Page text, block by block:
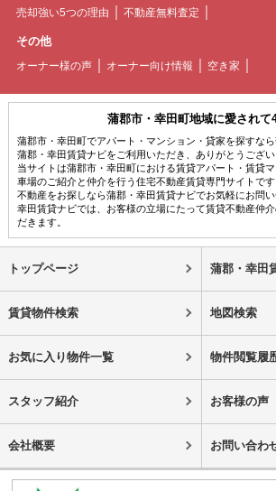
売却強い5つの理由 不動産無料査定
その他
オーナー様の声 オーナー向け情報 空き家
蒲郡市・幸田町地域に愛されて
蒲郡市・幸田町でアパート・マンション・貸家を探すなら
蒲郡・幸田賃貸ナビをご利用いただき、ありがとうござい
当サイトは蒲郡市・幸田町における賃貸アパート・賃貸
車場のご紹介と仲介を行う住宅不動産賃貸専門サイトで
不動産をお探しなら蒲郡・幸田賃貸ナビでお気軽にお問
幸田賃貸ナビでは、お客様の立場にたって賃貸不動産仲
だきます。
トップページ 蒲郡・幸田
賃貸物件検索 地図検索
お気に入り物件一覧 物件閲覧履
スタッフ紹介 お客様の声
会社概要 お問い合わ